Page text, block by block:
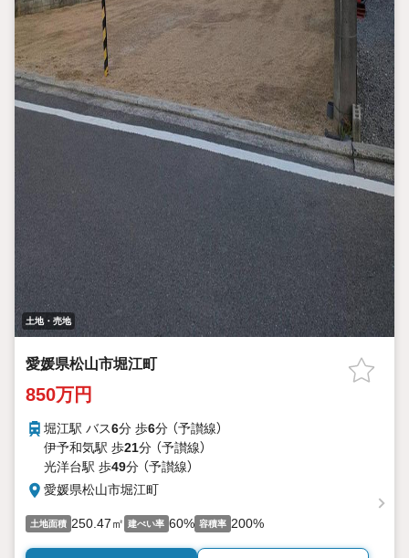
土地・売地
愛媛県松山市堀江町
850万円
堀江駅 バス6分 歩6分 （予讃線）
伊予和気駅 歩21分 （予讃線）
光洋台駅 歩49分 （予讃線）
愛媛県松山市堀江町
土地面積 250.47㎡ 建ぺい率 60% 容積率 200%